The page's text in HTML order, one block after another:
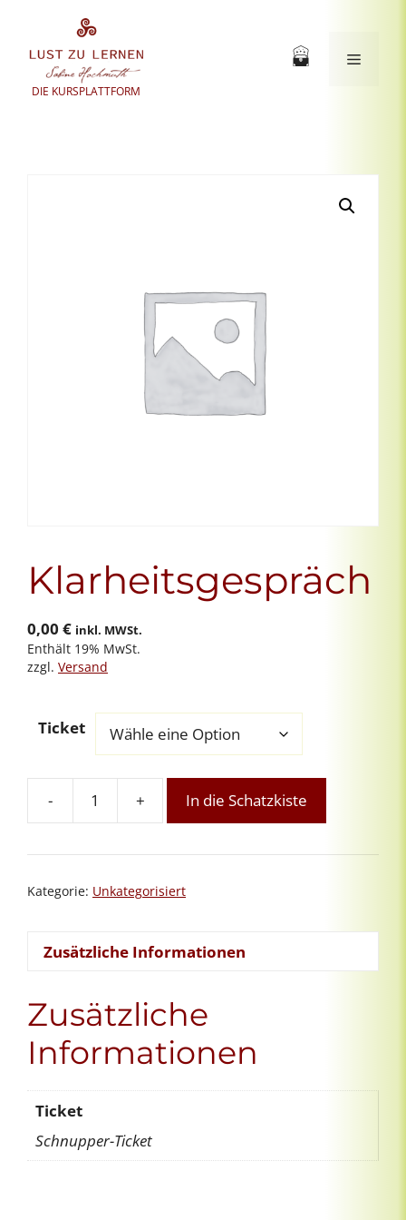
springen
DIE KURSPLATTFORM
Menü
Klarheitsgespräch
0,00 € inkl. MWSt.
Enthält 19% MwSt.
zzgl. Versand
Ticket
-
Klarheitsgespräch
+ In die Schatzkiste
Kategorie: Unkategorisiert
Zusätzliche Informationen
Zusätzliche
Informationen
Ticket
Schnupper-Ticket